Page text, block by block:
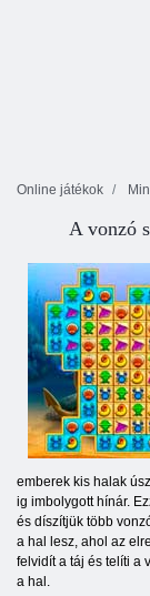
Online játékok
A vonzó
emberek kis halak
ig imbolygott hínár.
és díszítjük több
a hal lesz, ahol az
felvidít a táj és telíti a
a hal.